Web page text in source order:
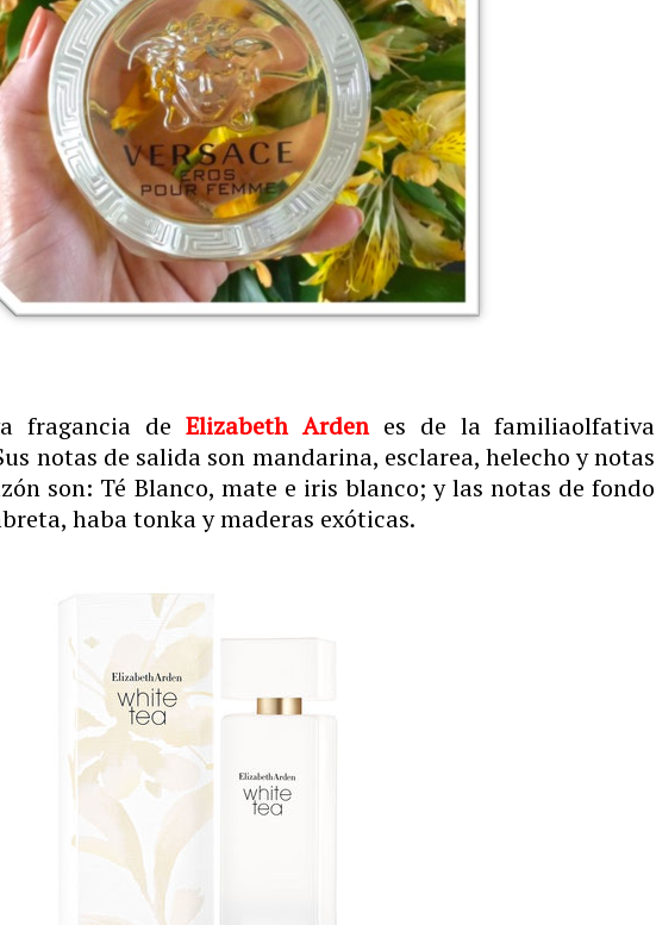
fragancia de Elizabeth Ardenes de la familiaolfativa
notas de salida son mandarina, esclarea, helecho y notas
son: Té Blanco, mate e iris blanco; y las notas de fondo
haba tonka y maderas exóticas.